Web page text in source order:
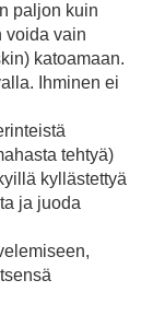
paljon kuin
voida vain
katoamaan.
Ihminen ei
tehtyä)
kyllästettyä
ja juoda